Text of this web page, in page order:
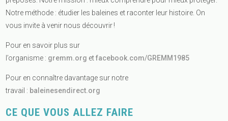
Notre méthode : étudier les baleines et raconter leur histoire. On
vous invite à venir nous découvrir !
Pour en savoir plus sur
l’organisme : gremm.org etfacebook.com/GREMM1985
Pour en connaître davantage sur notre
travail : baleinesendirect.org
CE QUE VOUS ALLEZ FAIRE